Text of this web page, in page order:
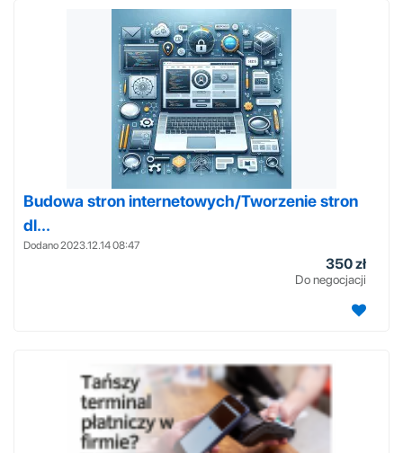
Budowa stron internetowych/Tworzenie stron
dl...
Dodano 2023.12.14 08:47
350 zł
Do negocjacji